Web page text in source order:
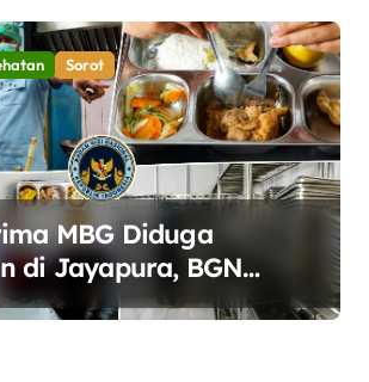
Sorot
MBG Diduga
di Jayapura, BGN
Keamanan